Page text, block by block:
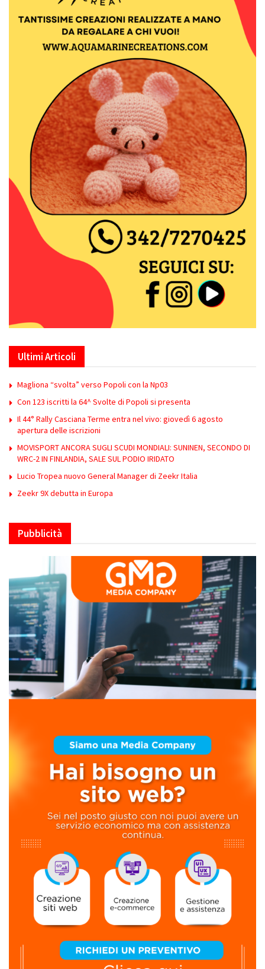
Ultimi Articoli
Magliona “svolta” verso Popoli con la Np03
Con 123 iscritti la 64^ Svolte di Popoli si presenta
Il 44° Rally Casciana Terme entra nel vivo: giovedì 6 agosto
apertura delle iscrizioni
MOVISPORT ANCORA SUGLI SCUDI MONDIALI: SUNINEN, SECONDO DI
WRC-2 IN FINLANDIA, SALE SUL PODIO IRIDATO
Lucio Tropea nuovo General Manager di Zeekr Italia
Zeekr 9X debutta in Europa
Pubblicità